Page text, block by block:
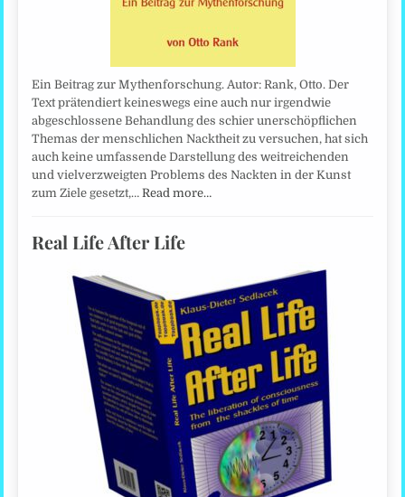
Ein Beitrag zur Mythenforschung. Autor: Rank, Otto. Der
Text prätendiert keineswegs eine auch nur irgendwie
abgeschlossene Behandlung des schier unerschöpflichen
Themas der menschlichen Nacktheit zu versuchen, hat sich
auch keine umfassende Darstellung des weitreichenden
und vielverzweigten Problems des Nackten in der Kunst
zum Ziele gesetzt,…Read more…
Real Life After Life